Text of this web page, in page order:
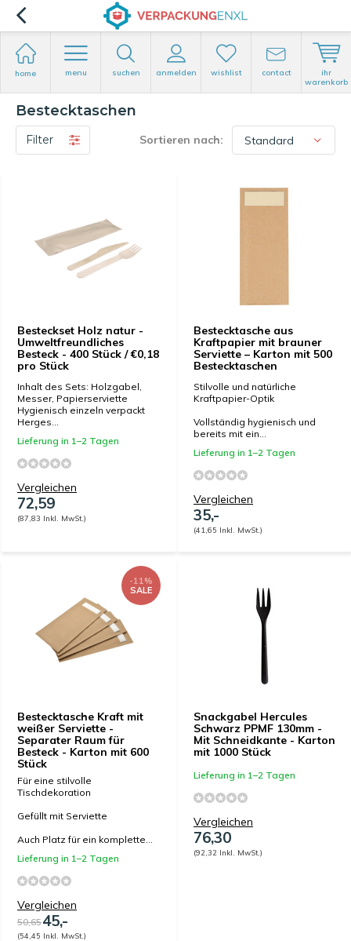
home menu suchen anmelden wishlist contact
ihr
warenkorb
Bestecktaschen
Filter Sortieren nach:
Besteckset Holz natur -
Umweltfreundliches
Besteck - 400 Stück / €0,18
pro Stück
Inhalt des Sets: Holzgabel,
Messer, Papierserviette
Hygienisch einzeln verpackt
Herges...
Lieferung in 1–2 Tagen
Vergleichen
72,59
(87,83 Inkl. MwSt.)
Bestecktasche aus
Kraftpapier mit brauner
Serviette – Karton mit 500
Bestecktaschen
Stilvolle und natürliche
Kraftpapier-Optik
Vollständig hygienisch und
bereits mit ein...
Lieferung in 1–2 Tagen
Vergleichen
35,-
(41,65 Inkl. MwSt.)
Bestecktasche Kraft mit
weißer Serviette -
Separater Raum für
Besteck - Karton mit 600
Stück
-11%
SALE
Für eine stilvolle
Tischdekoration
Gefüllt mit Serviette
Auch Platz für ein komplette...
Lieferung in 1–2 Tagen
Vergleichen
50,6545,-
(54,45 Inkl. MwSt.)
Snackgabel Hercules
Schwarz PPMF 130mm -
Mit Schneidkante - Karton
mit 1000 Stück
Lieferung in 1–2 Tagen
Vergleichen
76,30
(92,32 Inkl. MwSt.)